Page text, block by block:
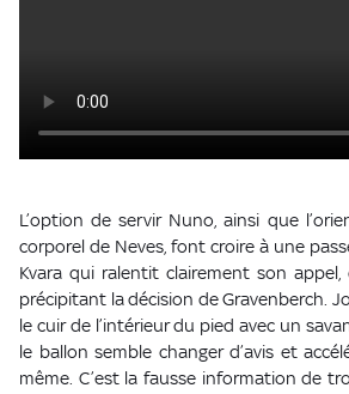
L’option de servir Nuno, ainsi que
corporel de Neves, font croire à une
Kvara qui ralentit clairement son appel,
précipitant la décision de Gravenberch.
le cuir de l’intérieur du pied avec un
le ballon semble changer d’avis et
même. C’est la fausse information de